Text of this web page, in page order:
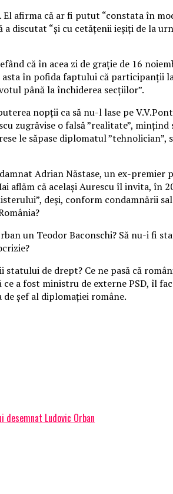
afirma că ar fi putut “constata în
discutat “şi cu cetăţenii ieşiţi de la
că în acea zi de graţie de 16
asta în pofida faptului că participanţii
până la închiderea secţiilor”.
nopţii ca să nu-l lase pe
zugrăvise o falsă ”realitate”,
le săpase diplomatul ”tehnolician”,
Adrian Năstase, un ex-premier
aflăm că acelaşi Aurescu îl invita,
deşi, conform condamnării
un Teodor Baconschi? Să nu-i fi
de drept? Ce ne pasă că
a fost ministru de externe PSD, îl
de şef al diplomaţiei române.
Ludovic Orban